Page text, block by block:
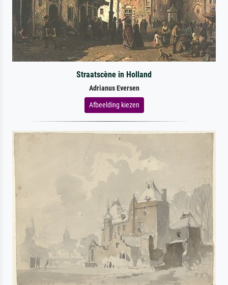
Straatscène in Holland
Adrianus Eversen
Afbeelding kiezen